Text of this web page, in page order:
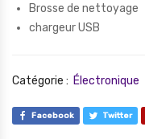
Brosse de nettoyage
chargeur USB
Catégorie : Électronique
Facebook Twitter